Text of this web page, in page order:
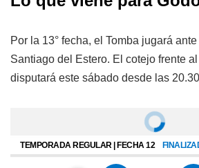
Por la 13° fecha, el Tomba jugará
Santiago del Estero. El cotejo frente
disputará este sábado desde las